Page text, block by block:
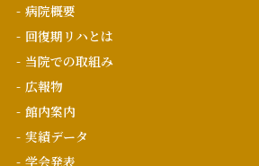
病院概要
回復期リハとは
当院での取組み
広報物
館内案内
実績データ
学会発表